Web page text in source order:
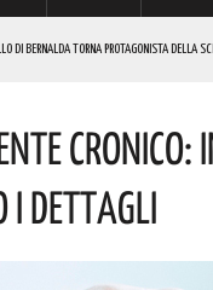
DI BERNALDA TORNA PROTAGONISTA DELLA
CON IL MASSIMO DEI VOTI, RICEVE UNA
PER LA RIEVOCAZIONE STORICA “I
DELLE TAVOLE PALATINE FARÀ DA
I Dettagli